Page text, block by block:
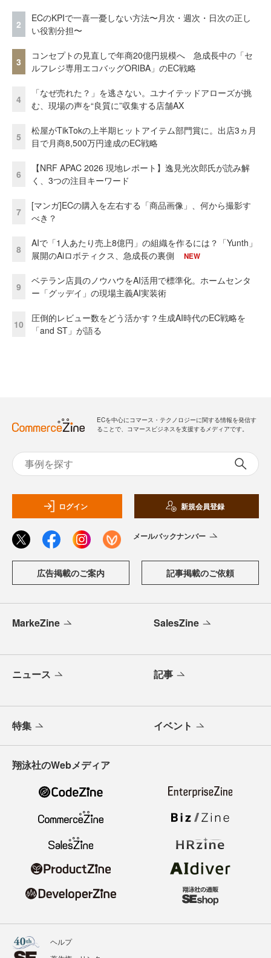
2
ECのKPIで一喜一憂しない方法〜月次・週次・日次の正し
い役割分担〜
3
コンセプトの見直しで年商20億円規模へ 急成長中の「セ
ルフレジ専用エコバッグORIBA」のEC戦略
4
「なぜ売れた？」を逃さない。ユナイテッドアローズが挑
む、現場の声を“良質に”収集する店舗AX
5
松屋がTikTokの上半期ヒットアイテム部門賞に。出店3ヵ月
目で月商8,500万円達成のEC戦略
6
【NRF APAC 2026 現地レポート】逸見光次郎氏が読み解
く、3つの注目キーワード
7
[マンガ]ECの購入を左右する「商品画像」、何から撮影す
べき？
8
AIで「1人あたり売上8億円」の組織を作るには？「Yunth」
展開のAiロボティクス、急成長の裏側
NEW
9
ベテラン店員のノウハウをAI活用で標準化。ホームセンタ
ー「グッデイ」の現場主義AI実装術
10
圧倒的レビュー数をどう活かす？生成AI時代のEC戦略を
「and ST」が語る
ECを中心にコマース・テクノロジーに関する情報を発信す
ることで、コマースビジネスを支援するメディアです。
ログイン 新規会員登録
メールバックナンバー
広告掲載のご案内 記事掲載のご依頼
MarkeZine SalesZine
ニュース 記事
特集 イベント
翔泳社のWebメディア
ヘルプ